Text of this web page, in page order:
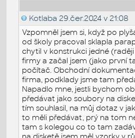
Kotlaba 29.čer.2024 v 21:08
Vzpomněl jsem si, když po
od školy pracoval sklapla
chytil v konstrukci jedné
firmy a začal jsem (jako první
počítač. Obchodní
firma, podklady jsme tam
Napadlo mne, jestli bychom
předávat jako soubory na
tím souhlasil, na můj dotaz v
to měli předávat, prý na tom
tam s kolegou co to tam